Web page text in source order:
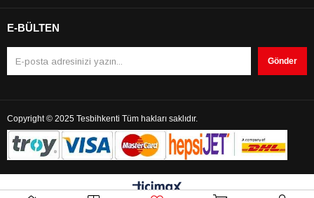
E-BÜLTEN
Gönder
Copyright © 2025 Tesbihkenti Tüm hakları saklıdır.